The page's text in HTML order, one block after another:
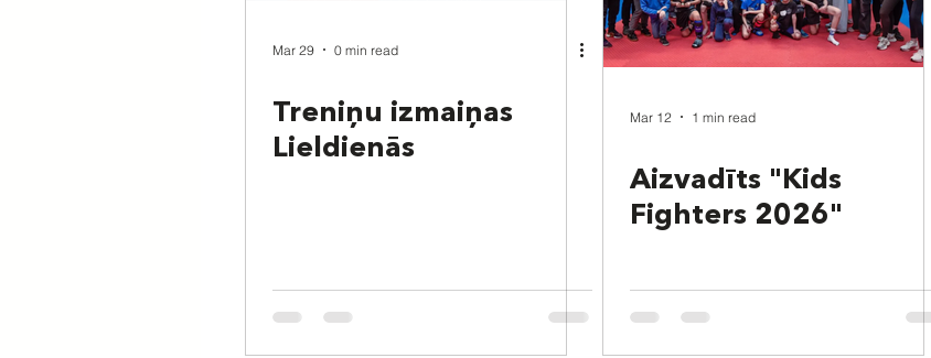
Mar 29 0 min read
Treniņu izmaiņas
Lieldienās
Mar 12 1 min read
Aizvadīts "Kids
Fighters 2026"